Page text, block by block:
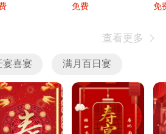
免费 免
查看更多 
宴喜宴 满月百日宴